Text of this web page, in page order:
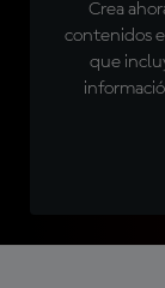
Crea
contenidos
que